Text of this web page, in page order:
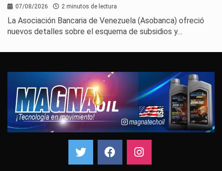
07/08/2026 2 minutos de lectura
La Asociación Bancaria de Venezuela (Asobanca) ofreció
nuevos detalles sobre el esquema de subsidios y…